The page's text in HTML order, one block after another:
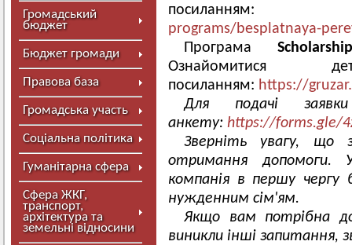
Громадський
бюджет
Бюджет громади
Правова база
Громадська участь
Соціальна політика
Гуманітарна сфера
Сфера ЖКГ,
транспорт,
архітектура та
земельні відносини
programs/besplatnaya-
Програма
Ознайомитися
посиланням: https://
Для подачі
анкету: https://forms.gle/
Зверніть увагу, що
отримання допомоги. У
компанія в першу чергу
нужденним сім'ям.
Якщо вам потрібна
виникли інші запитання,